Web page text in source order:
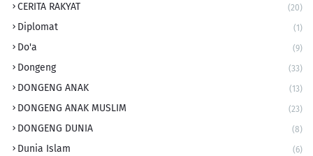
CERITA RAKYAT (20)
Diplomat (1)
Do'a (9)
Dongeng (33)
DONGENG ANAK (13)
DONGENG ANAK MUSLIM (23)
DONGENG DUNIA (8)
Dunia Islam (6)